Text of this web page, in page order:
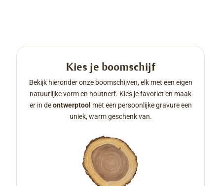
Kies je boomschijf
Bekijk hieronder onze boomschijven, elk met een eigen
natuurlijke vorm en houtnerf. Kies je favoriet en maak
er in deontwerptool met een persoonlijke gravure een
uniek, warm geschenk van.